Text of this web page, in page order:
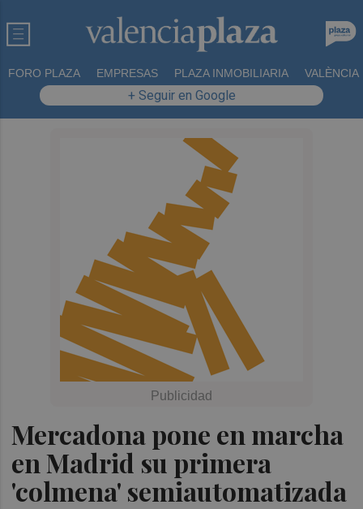
FORO PLAZA EMPRESAS PLAZA INMOBILIARIA VALÈNCIA
+ Seguir en Google
Mercadona pone en marcha
en Madrid su primera
'colmena' semiautomatizada